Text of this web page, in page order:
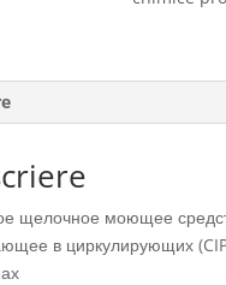
щелочное моющее
в циркулирующих